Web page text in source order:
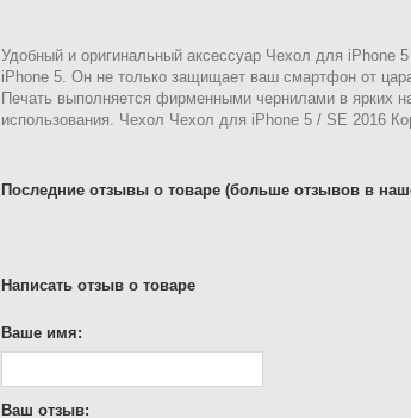
Удобный и оригинальный аксессуар Чехол для
iPhone 5. Он не только защищает ваш смартфон от
Печать выполняется фирменными чернилами в ярких
использования. Чехол Чехол для iPhone 5 / SE 2016
Последние отзывы о товаре (больше отзывов в
Написать отзыв о товаре
Ваше имя:
Ваш отзыв: